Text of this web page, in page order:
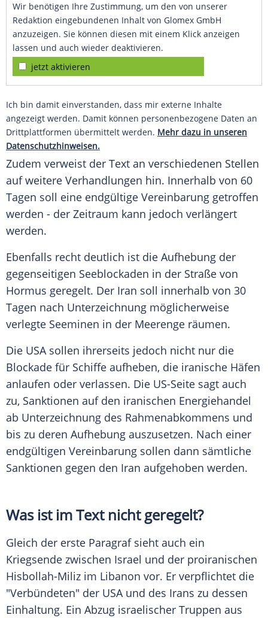
Wir benötigen Ihre Zustimmung, um den von unserer
Redaktion eingebundenen Inhalt von Glomex GmbH
anzuzeigen. Sie können diesen mit einem Klick anzeigen
lassen und auch wieder deaktivieren.
jetzt aktivieren
Ich bin damit einverstanden, dass mir externe Inhalte
angezeigt werden. Damit können personenbezogene Daten an
Drittplattformen übermittelt werden. Mehr dazu in unseren
Datenschutzhinweisen.
Zudem verweist der Text an verschiedenen Stellen
auf weitere Verhandlungen hin. Innerhalb von 60
Tagen soll eine endgültige Vereinbarung getroffen
werden - der Zeitraum kann jedoch verlängert
werden.
Ebenfalls recht deutlich ist die Aufhebung der
gegenseitigen Seeblockaden in der Straße von
Hormus geregelt. Der Iran soll innerhalb von 30
Tagen nach Unterzeichnung möglicherweise
verlegte Seeminen in der Meerenge räumen.
Die USA sollen ihrerseits jedoch nicht nur die
Blockade für Schiffe aufheben, die iranische Häfen
anlaufen oder verlassen. Die US-Seite sagt auch
zu, Sanktionen auf den iranischen Energiehandel
ab Unterzeichnung des Rahmenabkommens und
bis zu deren Aufhebung auszusetzen. Nach einer
endgültigen Vereinbarung sollen dann sämtliche
Sanktionen gegen den Iran aufgehoben werden.
Was ist im Text nicht geregelt?
Gleich der erste Paragraf sieht auch ein
Kriegsende zwischen Israel und der proiranischen
Hisbollah-Miliz im Libanon vor. Er verpflichtet die
"Verbündeten" der USA und des Irans zu dessen
Einhaltung. Ein Abzug israelischer Truppen aus